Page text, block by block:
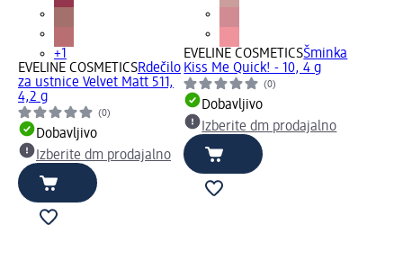
+1
EVELINE COSMETICSRdečilo
za ustnice Velvet Matt 511,
4,2 g
(0)
Dobavljivo
Izberite dm prodajalno
EVELINE COSMETICSŠminka
Kiss Me Quick! - 10, 4 g
(0)
Dobavljivo
Izberite dm prodajalno